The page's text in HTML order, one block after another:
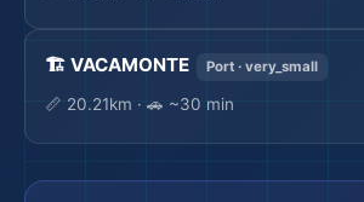
🏗️ VACAMONTE Port · very_small
📏 20.21km · 🚗 ~30 min